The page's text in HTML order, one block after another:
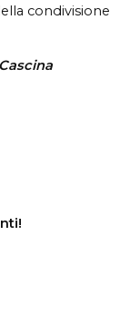
condivisione